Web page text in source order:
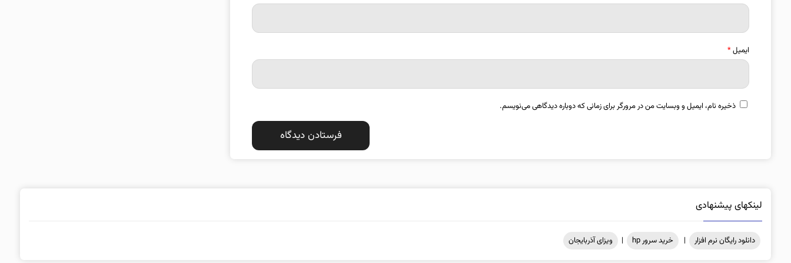
ایمیل*
ذخیره نام، ایمیل و وبسایت من در مرورگر برای زمانی که دوباره دیدگاهی می‌نویسم.
لینکهای پیشنهادی
دانلود رایگان نرم افزار | خرید سرور hp | ویزای آذربایجان